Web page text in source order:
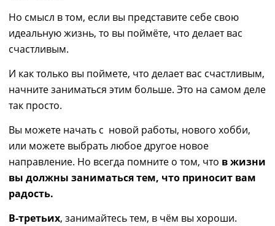
Но смысл в том, если вы представите себе свою
идеальную жизнь, то вы поймёте, что делает вас
счастливым.
И как только вы поймете, что делает вас счастливым,
начните заниматься этим больше. Это на самом деле
так просто.
Вы можете начать с новой работы, нового хобби,
или можете выбрать любое другое новое
направление. Но всегда помните о том, что в жизни
вы должны заниматься тем, что приносит вам
радость.
В-третьих, занимайтесь тем, в чём вы хороши.